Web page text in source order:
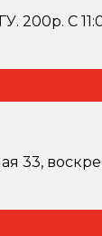
200р. С
33,